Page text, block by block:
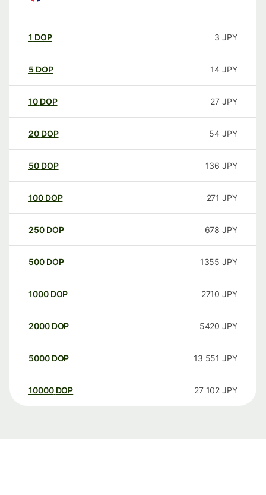
1 DOP 3 JPY
5 DOP 14 JPY
10 DOP 27 JPY
20 DOP 54 JPY
50 DOP 136 JPY
100 DOP 271 JPY
250 DOP 678 JPY
500 DOP 1355 JPY
1000 DOP 2710 JPY
2000 DOP 5420 JPY
5000 DOP 13 551 JPY
10000 DOP 27 102 JPY